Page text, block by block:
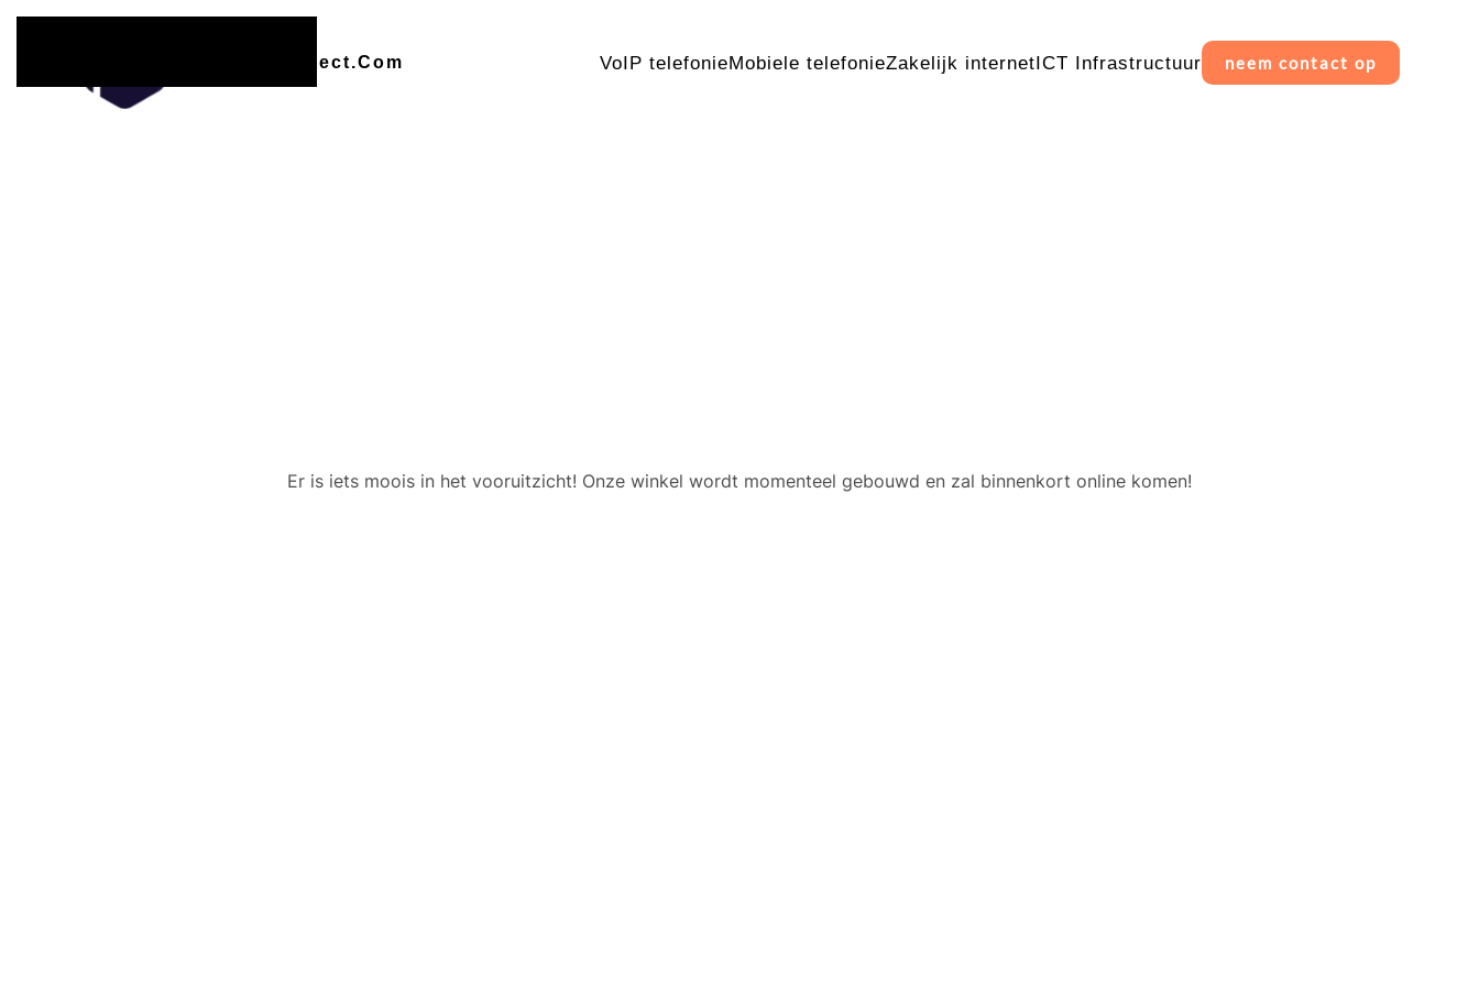
VoIP telefonieMobiele telefonieZakelijk internetICT Infrastructuur neem contact op
Er is iets moois in het vooruitzicht! Onze winkel wordt momenteel gebouwd en zal binnenkort online komen!